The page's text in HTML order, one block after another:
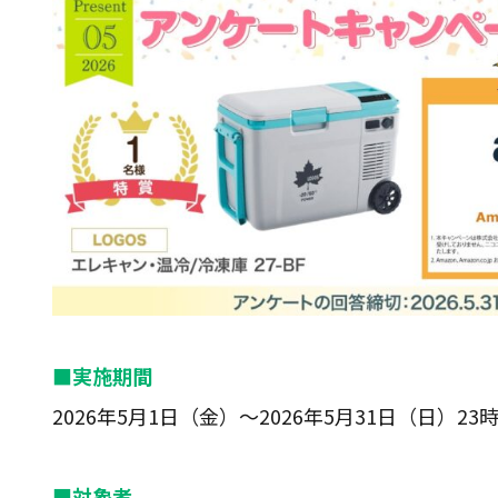
■実施期間
2026年5月1日（金）～2026年5月31日（日）23